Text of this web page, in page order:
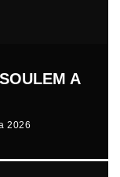
A
2026